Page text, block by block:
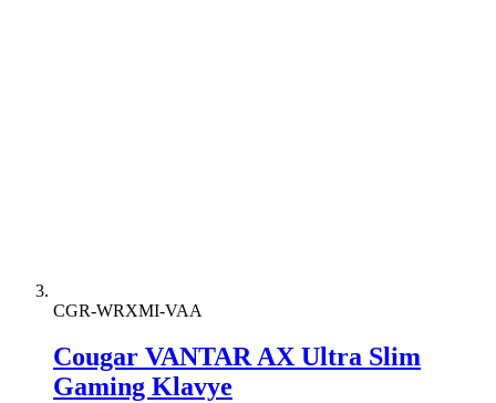
CGR-WRXMI-VAA
Cougar VANTAR AX Ultra Slim
Gaming Klavye